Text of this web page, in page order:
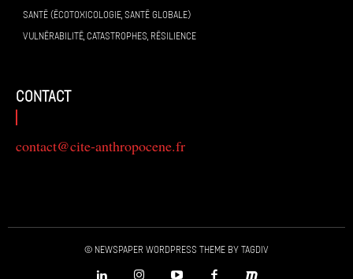
SANTÉ (ÉCOTOXICOLOGIE, SANTÉ GLOBALE)
VULNÉRABILITÉ, CATASTROPHES, RÉSILIENCE
contact
contact@cite-anthropocene.fr
© Newspaper WordPress Theme by TagDiv